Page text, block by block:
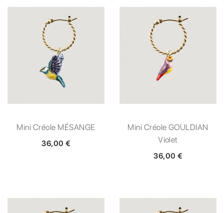
Mini Créole MÉSANGE
36,00 €
Mini Créole GOULDIAN
Violet
36,00 €